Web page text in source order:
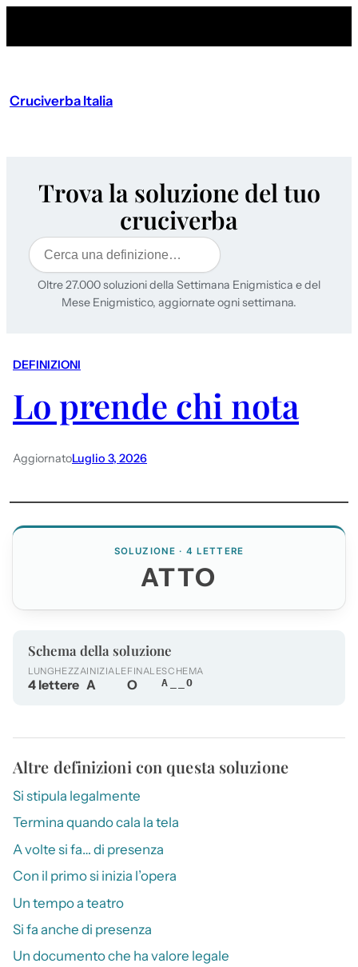
Cruciverba Italia
Trova la soluzione del tuo
cruciverba
Cerca
Oltre 27.000 soluzioni della Settimana Enigmistica e del
Mese Enigmistico, aggiornate ogni settimana.
DEFINIZIONI
Lo prende chi nota
AggiornatoLuglio 3, 2026
SOLUZIONE · 4 LETTERE
ATTO
Schema della soluzione
LUNGHEZZA
4 lettere
INIZIALE
A
FINALE
O
SCHEMA
A__O
Altre definizioni con questa soluzione
Si stipula legalmente
Termina quando cala la tela
A volte si fa… di presenza
Con il primo si inizia l’opera
Un tempo a teatro
Si fa anche di presenza
Un documento che ha valore legale